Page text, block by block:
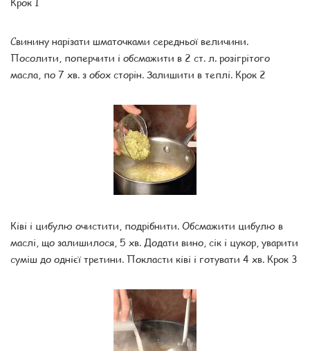
Свинину нарізати шматочками середньої величини.
Посолити, поперчити і обсмажити в 2 ст. л. розігрітого
масла, по 7 хв. з обох сторін. Залишити в теплі. Крок 2
Ківі і цибулю очистити, подрібнити. Обсмажити цибулю в
маслі, що залишилося, 5 хв. Додати вино, сік і цукор, уварити
суміш до однієї третини. Покласти ківі і готувати 4 хв. Крок 3